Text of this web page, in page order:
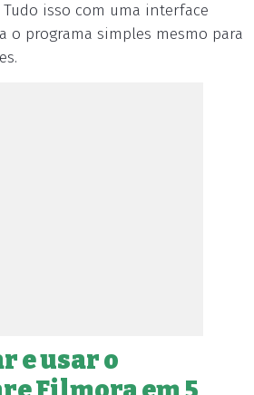
isso com uma interface
o programa simples mesmo para
e usar o